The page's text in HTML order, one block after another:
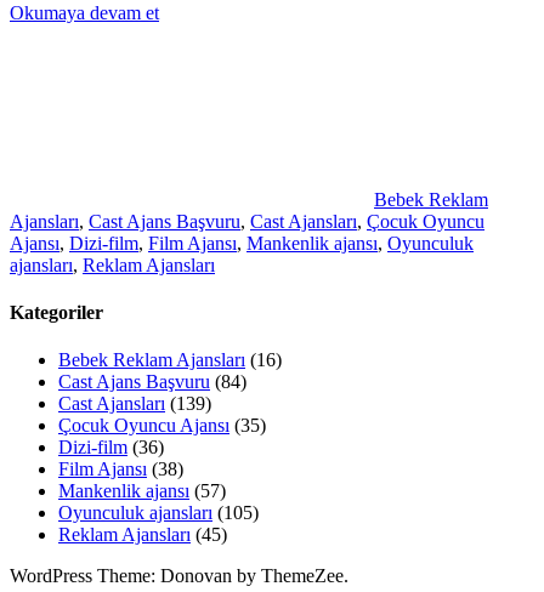
Okumaya devam et
Bebek Reklam
Ajansları, Cast Ajans Başvuru, Cast Ajansları, Çocuk Oyuncu
Ajansı, Dizi-film, Film Ajansı, Mankenlik ajansı, Oyunculuk
ajansları, Reklam Ajansları
Kategoriler
Bebek Reklam Ajansları (16)
Cast Ajans Başvuru (84)
Cast Ajansları (139)
Çocuk Oyuncu Ajansı (35)
Dizi-film (36)
Film Ajansı (38)
Mankenlik ajansı (57)
Oyunculuk ajansları (105)
Reklam Ajansları (45)
WordPress Theme: Donovan by ThemeZee.